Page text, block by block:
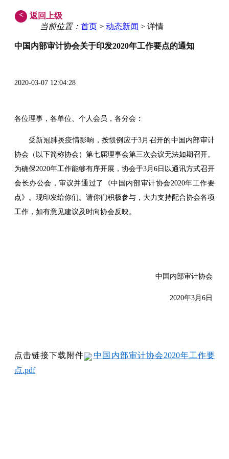
<
返回上级
当前位置： 首页 > 动态新闻 > 详情
中国内部审计协会关于印发2020年工作要点的通知
2020-03-07 12:04:28
各位理事，各单位、个人会员，各分会：
受新冠肺炎疫情影响，按惯例应于3月召开的中国内部审计
协会（以下简称协会）第七届理事会第三次会议无法如期召开。
为确保2020年工作能够有序开展，协会于3月6日以通讯方式召开
会长办公会，审议并通过了《中国内部审计协会2020年工作要
点》。现印发给你们。请你们积极参与，大力支持配合协会各项
工作，如有意见建议及时向协会反映。
中国内部审计协会
2020年3月6日
点击链接下载附件
中国内部审计协会2020年工作要
点.pdf